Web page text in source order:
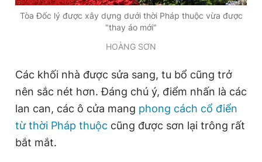
Giấy phép xuất bản số 110/GP - BTTTT cấp ngày 24.3.2020
© 2003-2026 Bản quyền thuộc về Báo Thanh Niên. Cấm sao
chép dưới mọi hình thức nếu không có sự chấp thuận bằng văn
Tòa Đốc lý được xây dựng dưới thời Pháp thuộc vừa được
"thay áo mới"
HOÀNG SƠN
Các khối nhà được sửa sang, tu bổ cũng trở
nên sắc nét hơn. Đáng chú ý, điểm nhấn là các
lan can, các ô cửa mang phong cách cổ điển
từ thời Pháp thuộc cũng được sơn lại trông rất
bắt mắt.